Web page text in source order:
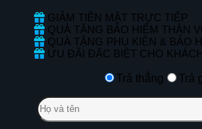
GIẢM TIỀN MẶT TRỰC TIẾP
QUÀ TẶNG BẢO HIỂM THÂN
QUÀ TẶNG PHỤ KIỆN & BẢO
ƯU ĐÃI ĐẶC BIỆT CHO
Trả thẳng Trả